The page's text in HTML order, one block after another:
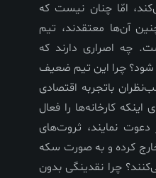
امّا چنان نيست كه
آن‌ها معتقدند، تيم
چه اصرارى دارند كه
چرا اين تيم ضعيف
باتجربه اقتصادى
اينكه كارخانه‌ها را فعال
دعوت نمايند، ثروت‌هاى
كرده و به صورت سكه
چرا نقدينگى بدون